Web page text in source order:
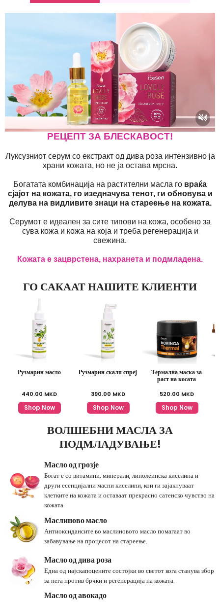
РЕЦЕПТ ЗА БЛЕСКАВОСТ!
Луксузниот серум со екстракт од дива роза интензивно ја
храни кожата, но не ја остава мрсна.
Богатата комбинација на растителни масла го враќа
сјајот на кожата, го изедначува тенот, ги обновува и
делува на видливите знаци на стареење на кожата.
Серумот е идеален за сите типови на кожа, особено за
сува кожа и кожа на која и треба регенерација и
свежина.
Кожата е зацврстена, нахранета и подмладена.
ГО САКААТ НАШИТЕ КЛИЕНТИ
Рузмарин масло
440.00 MKD
Shop Now
Рузмарин скалп спреј
390.00 MKD
Shop Now
Термална маска за
раст на косата
520.00 MKD
Shop Now
ВОЛШЕБНИ МАСЛА ЗА
ПОДМЛАДУВАЊЕ!
Масло од грозје
Богат е со витамини, минерали, линолеинска киселина и
други есенцијални масни киселини, кои ги зајакнуваат
клетките на кожата и оставаат прекрасно сатенско чувство на
кожата.
Маслиново масло
Антиоксидансите во маслиновото масло помагаат во
забавување на процесот на стареење.
Масло од дива роза
Една од најскапоцените состојки во светот кога станува збор
за нега против брчки и регенерација на кожата.
Масло од авокадо